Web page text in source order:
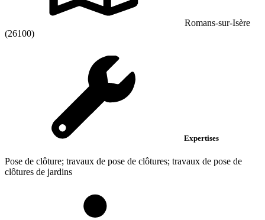
Romans-sur-Isère
(26100)
Expertises
Pose de clôture; travaux de pose de clôtures; travaux de pose de
clôtures de jardins